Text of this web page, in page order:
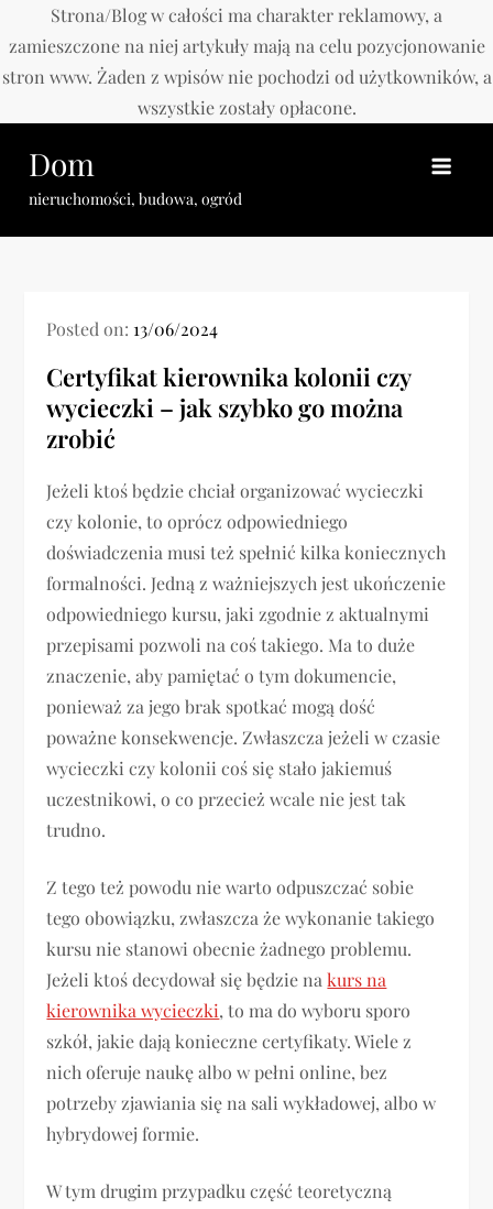
Strona/Blog w całości ma charakter reklamowy, a
zamieszczone na niej artykuły mają na celu pozycjonowanie
stron www. Żaden z wpisów nie pochodzi od użytkowników, a
wszystkie zostały opłacone.
content
Dom
nieruchomości, budowa, ogród
Posted on: 13/06/2024
Certyfikat kierownika kolonii czy
wycieczki – jak szybko go można
zrobić
Jeżeli ktoś będzie chciał organizować wycieczki
czy kolonie, to oprócz odpowiedniego
doświadczenia musi też spełnić kilka koniecznych
formalności. Jedną z ważniejszych jest ukończenie
odpowiedniego kursu, jaki zgodnie z aktualnymi
przepisami pozwoli na coś takiego. Ma to duże
znaczenie, aby pamiętać o tym dokumencie,
ponieważ za jego brak spotkać mogą dość
poważne konsekwencje. Zwłaszcza jeżeli w czasie
wycieczki czy kolonii coś się stało jakiemuś
uczestnikowi, o co przecież wcale nie jest tak
trudno.
Z tego też powodu nie warto odpuszczać sobie
tego obowiązku, zwłaszcza że wykonanie takiego
kursu nie stanowi obecnie żadnego problemu.
Jeżeli ktoś decydował się będzie nakurs na
kierownika wycieczki, to ma do wyboru sporo
szkół, jakie dają konieczne certyfikaty. Wiele z
nich oferuje naukę albo w pełni online, bez
potrzeby zjawiania się na sali wykładowej, albo w
hybrydowej formie.
W tym drugim przypadku część teoretyczną